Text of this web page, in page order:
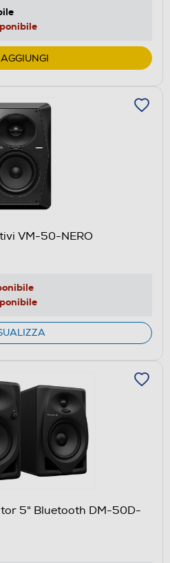
AGGIUNGI
VM-50-NERO
5" Bluetooth DM-50D-